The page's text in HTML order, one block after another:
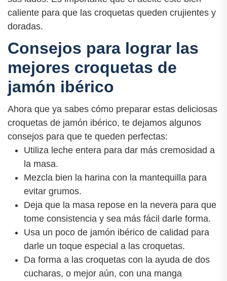
caliente para que las croquetas queden crujientes y
doradas.
Consejos para lograr las
mejores croquetas de
jamón ibérico
Ahora que ya sabes cómo preparar estas deliciosas
croquetas de jamón ibérico, te dejamos algunos
consejos para que te queden perfectas:
Utiliza leche entera para dar más cremosidad a
la masa.
Mezcla bien la harina con la mantequilla para
evitar grumos.
Deja que la masa repose en la nevera para que
tome consistencia y sea más fácil darle forma.
Usa un poco de jamón ibérico de calidad para
darle un toque especial a las croquetas.
Da forma a las croquetas con la ayuda de dos
cucharas, o mejor aún, con una manga